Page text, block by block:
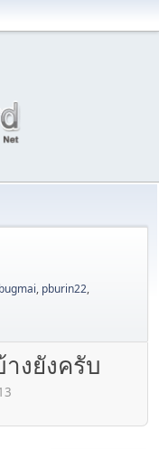
bugmai, pburin22,
งยังครับ